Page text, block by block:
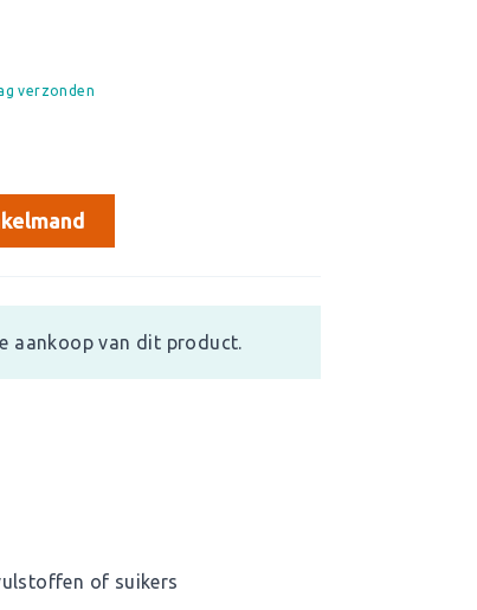
verzonden
aankoop van dit product.
of suikers